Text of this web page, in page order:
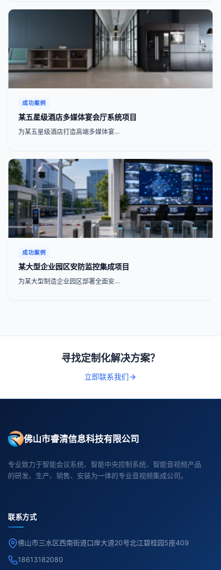
成功案例
某五星级酒店多媒体宴会厅系统项目
为某五星级酒店打造高端多媒体宴…
成功案例
某大型企业园区安防监控集成项目
为某大型制造企业园区部署全面安…
寻找定制化解决方案？
立即联系我们
佛山市睿清信息科技有限公司
专业致力于智能会议系统、智能中央控制系统、智能音视频产品
的研发、生产、销售、安装为一体的专业音视频集成公司。
联系方式
佛山市三水区西南街道口岸大道20号北江碧桂园5座409
18613182080